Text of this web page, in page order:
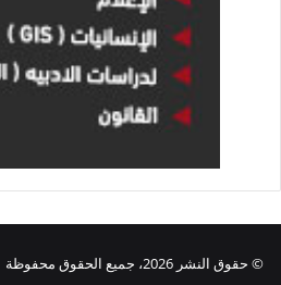
© حقوق النشر 2026، جميع